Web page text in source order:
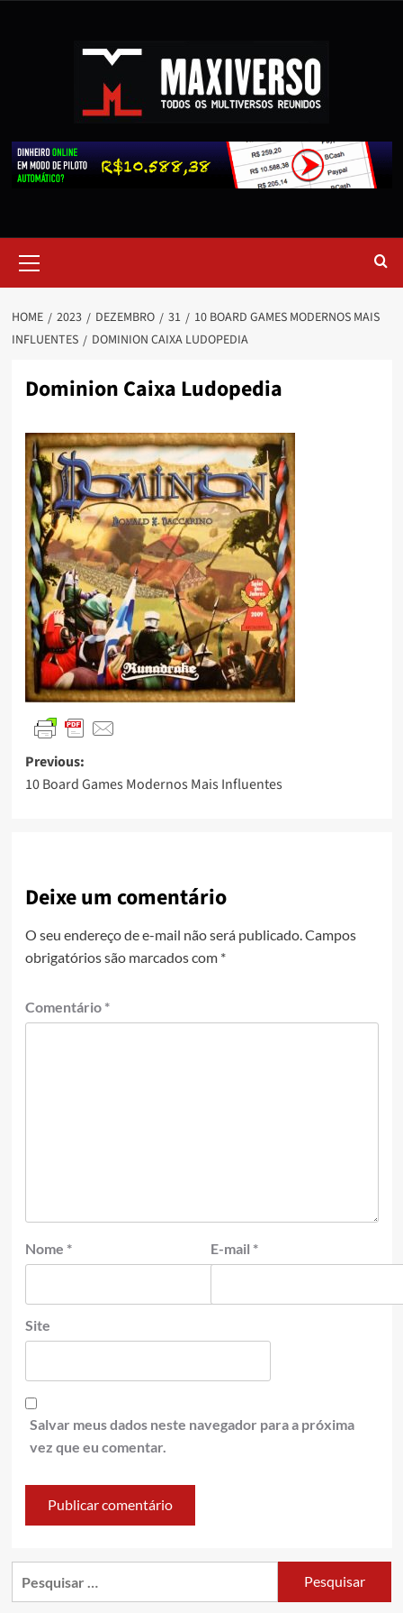
HOME 2023 DEZEMBRO 31
10 BOARD GAMES MODERNOS MAIS
INFLUENTES
DOMINION CAIXA LUDOPEDIA
Dominion Caixa Ludopedia
Previous:
10 Board Games Modernos Mais Influentes
Deixe um comentário
O seu endereço de e-mail não será publicado. Campos
obrigatórios são marcados com *
Comentário *
Nome * E-mail *
Site
Salvar meus dados neste navegador para a próxima
vez que eu comentar.